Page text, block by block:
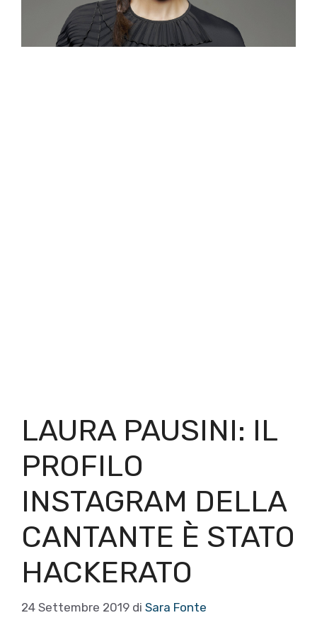
LAURA PAUSINI: IL
PROFILO
INSTAGRAM DELLA
CANTANTE È STATO
HACKERATO
24 Settembre 2019 di Sara Fonte